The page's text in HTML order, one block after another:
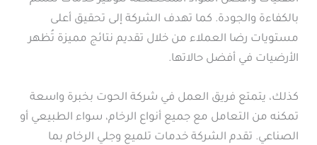
بالكفاءة والجودة. كما تهدف الشركة إلى تحقيق أعلى
مستويات رضا العملاء من خلال تقديم نتائج مميزة تُظهر
الأرضيات في أفضل حالاتها.
كذلك، يتمتع فريق العمل في شركة الحوت بخبرة واسعة
تمكنه من التعامل مع جميع أنواع الرخام، سواء الطبيعي أو
الصناعي. تقدم الشركة خدمات تلميع وجلي الرخام بما